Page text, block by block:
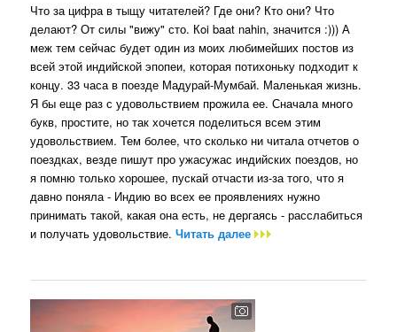
Что за цифра в тыщу читателей? Где они? Кто они? Что
делают? От силы "вижу" сто. Кoi baat nahin, значится :))) А
меж тем сейчас будет один из моих любимейших постов из
всей этой индийской эпопеи, которая потихоньку подходит к
концу. 33 часа в поезде Мадурай-Мумбай. Маленькая жизнь.
Я бы еще раз с удовольствием прожила ее. Сначала много
букв, простите, но так хочется поделиться всем этим
удовольствием. Тем более, что сколько ни читала отчетов о
поездках, везде пишут про ужасужас индийских поездов, но
я помню только хорошее, пускай отчасти из-за того, что я
давно поняла - Индию во всех ее проявлениях нужно
принимать такой, какая она есть, не дергаясь - расслабиться
и получать удовольствие.Читать далее